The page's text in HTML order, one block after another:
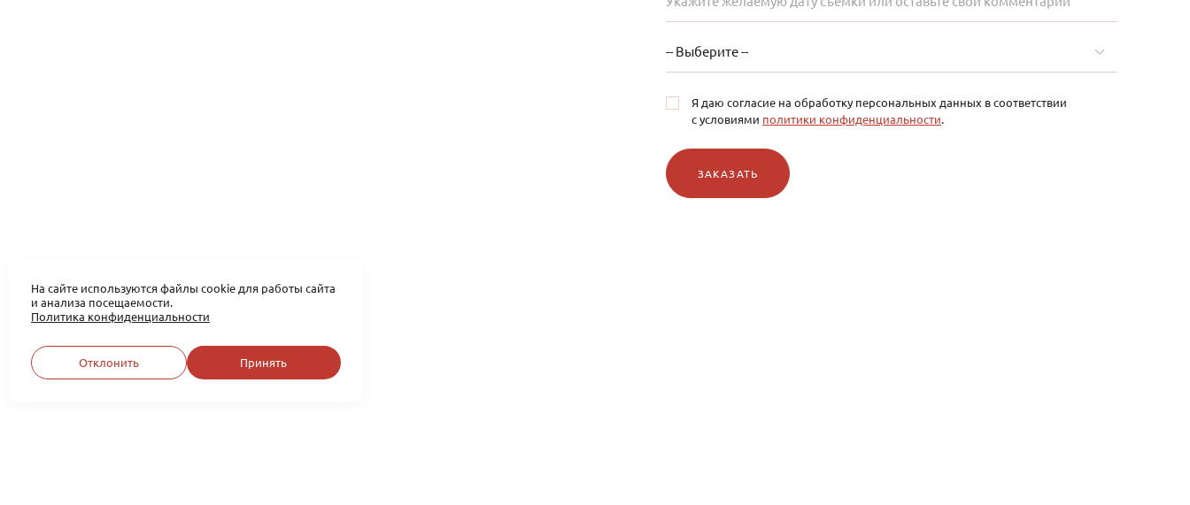
Я даю согласие на обработку персональных данных в соответствии
с условиями политики конфиденциальности.
ЗАКАЗАТЬ
На сайте используются файлы cookie для работы сайта
и анализа посещаемости.
Политика конфиденциальности
Отклонить Принять